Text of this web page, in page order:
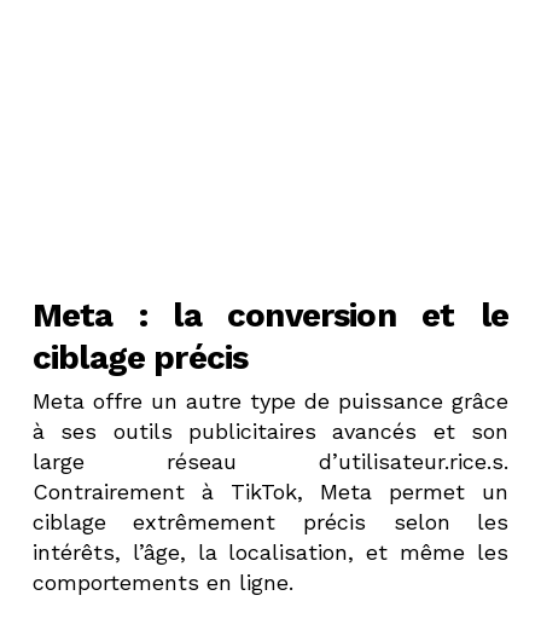
Meta : la conversion et le
ciblage précis
Meta offre un autre type de puissance grâce
à ses outils publicitaires avancés et son
large réseau d’utilisateur.rice.s.
Contrairement à TikTok, Meta permet un
ciblage extrêmement précis selon les
intérêts, l’âge, la localisation, et même les
comportements en ligne.